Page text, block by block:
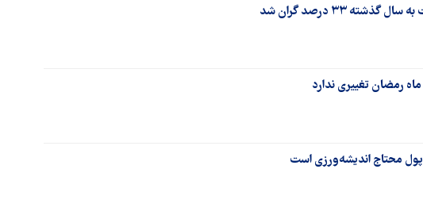
۳۳ درصد گران شد
رمضان تغییری ندارد
پول محتاج اندیشه‌ورزی است